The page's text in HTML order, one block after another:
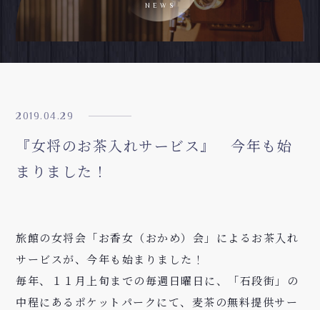
NEWS
2019.04.29
『女将のお茶入れサービス』 今年も始
まりました！
旅館の女将会「お香女（おかめ）会」によるお茶入れ
サービスが、今年も始まりました！
毎年、１１月上旬までの毎週日曜日に、「石段街」の
中程にあるポケットパークにて、麦茶の無料提供サー